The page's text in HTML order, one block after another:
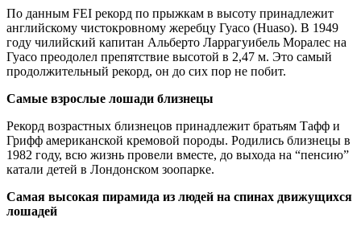
По данным FEI рекорд по прыжкам в высоту принадлежит
английскому чистокровному жеребцу Гуасо (Huaso). В 1949
году чилийский капитан Альберто Ларрагуибель Моралес на
Гуасо преодолел препятствие высотой в 2,47 м. Это самый
продолжительный рекорд, он до сих пор не побит.
Самые взрослые лошади близнецы
Рекорд возрастных близнецов принадлежит братьям Тафф и
Грифф американской кремовой породы. Родились близнецы в
1982 году, всю жизнь провели вместе, до выхода на “пенсию”
катали детей в Лондонском зоопарке.
Самая высокая пирамида из людей на спинах движущихся
лошадей